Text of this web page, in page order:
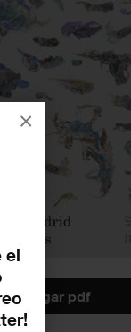
el
×
pdf